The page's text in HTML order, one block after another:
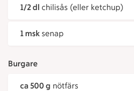
1/2 dl chilisås (eller ketchup)
1 msk senap
Burgare
ca 500 g nötfärs